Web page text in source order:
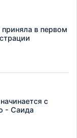
приняла в первом
с
- Саида